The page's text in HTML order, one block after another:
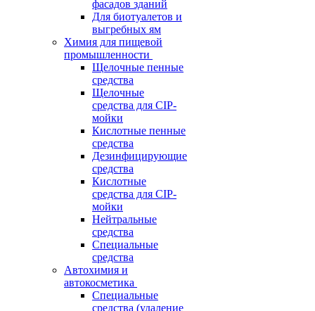
фасадов зданий
Для биотуалетов и
выгребных ям
Химия для пищевой
промышленности
Щелочные пенные
средства
Щелочные
средства для CIP-
мойки
Кислотные пенные
средства
Дезинфицирующие
средства
Кислотные
средства для CIP-
мойки
Нейтральные
средства
Специальные
средства
Автохимия и
автокосметика
Специальные
средства (удаление